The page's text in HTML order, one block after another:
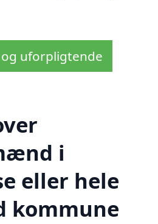
uforpligtende
i
eller hele
kommune